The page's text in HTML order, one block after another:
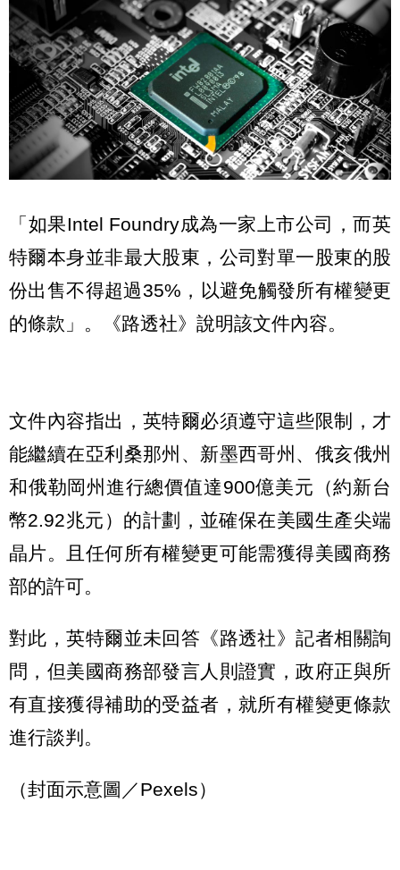
「如果Intel Foundry成為一家上市公司，而英
特爾本身並非最大股東，公司對單一股東的股
份出售不得超過35%，以避免觸發所有權變更
的條款」。《路透社》說明該文件內容。
文件內容指出，英特爾必須遵守這些限制，才
能繼續在亞利桑那州、新墨西哥州、俄亥俄州
和俄勒岡州進行總價值達900億美元（約新台
幣2.92兆元）的計劃，並確保在美國生產尖端
晶片。且任何所有權變更可能需獲得美國商務
部的許可。
對此，英特爾並未回答《路透社》記者相關詢
問，但美國商務部發言人則證實，政府正與所
有直接獲得補助的受益者，就所有權變更條款
進行談判。
（封面示意圖／Pexels）